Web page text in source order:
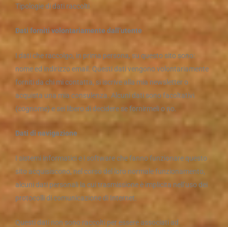
Tipologie di dati raccolti
Dati forniti volontariamente dall’utente
I dati che raccolgo, in prima persona, su questo sito sono:
nome ed indirizzo email. Questi dati vengono volontariamente
forniti da chi mi contatta, si iscrive alla mia newsletter o
acquista una mia consulenza. Alcuni dati sono facoltativi
(cognome) e sei libero di decidere se fornirmeli o no.
Dati di navigazione
I sistemi informatici e i software che fanno funzionare questo
sito acquisiscono, nel corso del loro normale funzionamento,
alcuni dati personali la cui trasmissione è implicita nell’uso dei
protocolli di comunicazione di Internet.
Questi dati non sono raccolti per essere associati ad